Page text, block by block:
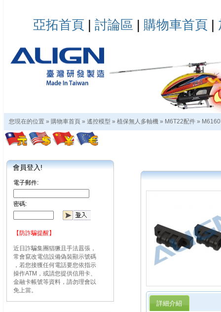
亞拓首頁 | 討論區 | 購物車首頁 |
您現在的位置 » 購物車首頁 » 遙控模型 » 植保無人多軸機 » M6T22配件 »
會員登入!
電子郵件:
密碼:
【防詐騙提醒】
近日詐騙集團猖獗且手法囂張，
常會竄改電信設備偽裝顯示號碼
，若您接獲任何電話要您依指示
操作ATM，或請您提供信用卡、
金融卡帳號等資料，請勿理會以
免上當。
詳細介紹